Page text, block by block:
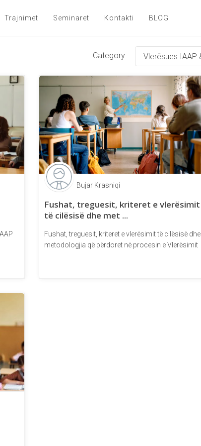
Trajnimet Seminaret Kontakti BLOG
Category
Bujar Krasniqi
Fushat, treguesit, kriteret e vlerësimit
të cilësisë dhe met ...
Fushat, treguesit, kriteret e vlerësimit të cilësisë dhe
metodologjia që përdoret në procesin e Vlerësimit